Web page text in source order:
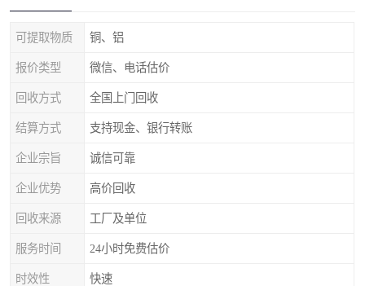
可提取物质 铜、铝
报价类型 微信、电话估价
回收方式 全国上门回收
结算方式 支持现金、银行转账
企业宗旨 诚信可靠
企业优势 高价回收
回收来源 工厂及单位
服务时间 24小时免费估价
时效性 快速